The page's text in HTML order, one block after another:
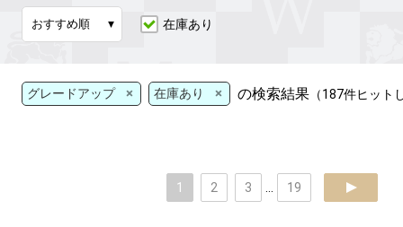
在庫あり
グレードアップ × 在庫あり × の検索結果 （187件ヒット
1 2 3 19 next